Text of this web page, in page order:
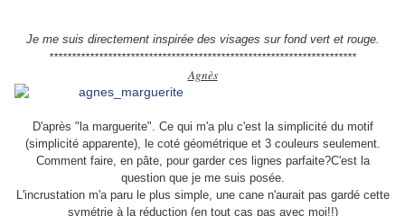
Je me suis directement inspirée des visages sur fond vert et rouge.
********************************************************************
Agnès
D'après "la marguerite". Ce qui m'a plu c'est la simplicité du motif
(simplicité apparente), le coté géométrique et 3 couleurs seulement.
Comment faire, en pâte, pour garder ces lignes parfaite?C'est la
question que je me suis posée.
L'incrustation m'a paru le plus simple, une cane n'aurait pas gardé cette
symétrie à la réduction (en tout cas pas avec moi!!)